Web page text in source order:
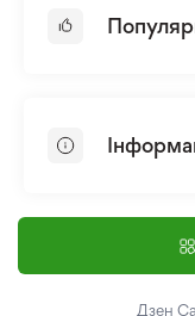
Лілія
Насіння
Доставка і оплата
Контакти
Дзен